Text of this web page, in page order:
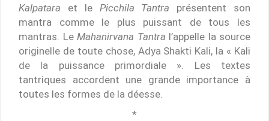
Kalpatara et le Picchila Tantra présentent son
mantra comme le plus puissant de tous les
mantras. Le Mahanirvana Tantra l’appelle la source
originelle de toute chose, Adya Shakti Kali, la « Kali
de la puissance primordiale ». Les textes
tantriques accordent une grande importance à
toutes les formes de la déesse.
*